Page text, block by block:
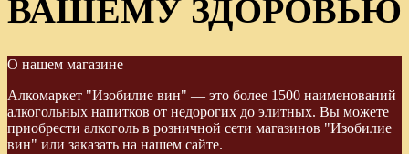
ВАШЕМУ ЗДОРОВЬЮ
О нашем магазине
Алкомаркет "Изобилие вин" — это более 1500 наименований
алкогольных напитков от недорогих до элитных. Вы можете
приобрести алкоголь в розничной сети магазинов "Изобилие
вин" или заказать на нашем сайте.